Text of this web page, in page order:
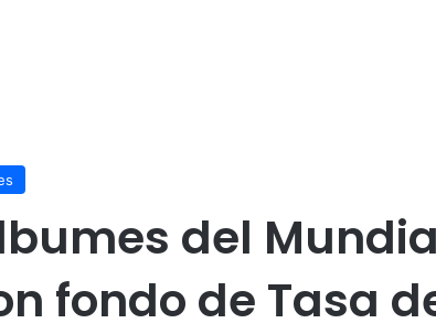
del
fondo de Tasa